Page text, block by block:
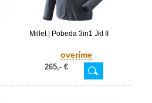
Millet | Pobeda 3in1 Jkt II
overíme
265,- €